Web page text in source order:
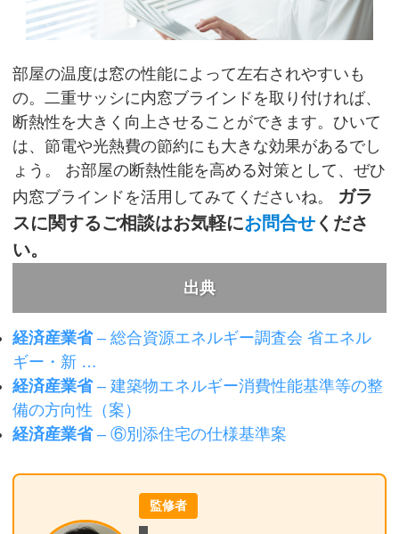
部屋の温度は窓の性能によって左右されやすいも
の。二重サッシに内窓ブラインドを取り付ければ、
断熱性を大きく向上させることができます。ひいて
は、節電や光熱費の節約にも大きな効果があるでし
ょう。
お部屋の断熱性能を高める対策として、ぜひ
内窓ブラインドを活用してみてくださいね。 ガラ
スに関するご相談はお気軽にお問合せ くださ
い。
出典
経済産業省– 総合資源エネルギー調査会 省エネル
ギー・新 …
経済産業省– 建築物エネルギー消費性能基準等の整
備の方向性（案）
経済産業省– ⑥別添住宅の仕様基準案
監修者